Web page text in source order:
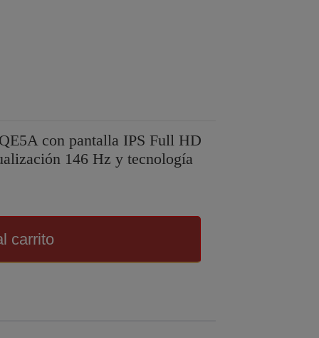
con pantalla IPS Full HD
146 Hz y tecnología
carrito